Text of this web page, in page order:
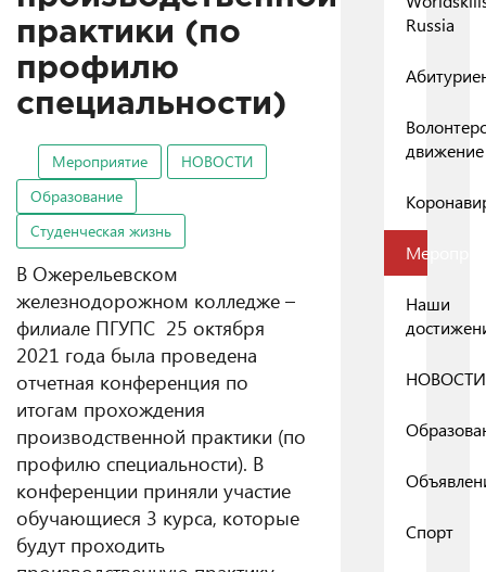
практики (по
профилю
специальности)
Мероприятие
НОВОСТИ
Образование
Студенческая жизнь
В Ожерельевском
железнодорожном колледже –
филиале ПГУПС 25 октября
2021 года была проведена
отчетная конференция по
итогам прохождения
производственной практики (по
профилю специальности). В
конференции приняли участие
обучающиеся 3 курса, которые
будут проходить
Russia
движение
Наши
НОВОСТИ
Спорт